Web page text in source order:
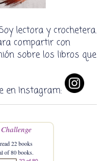
lectora y crochetera.
compartir con
sobre los libros que
en Instagram:
22 books
of 80 books.